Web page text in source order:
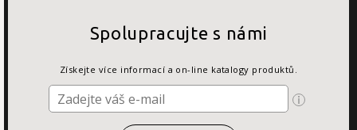
Spolupracujte s námi
Získejte více informací a on-line katalogy produktů.